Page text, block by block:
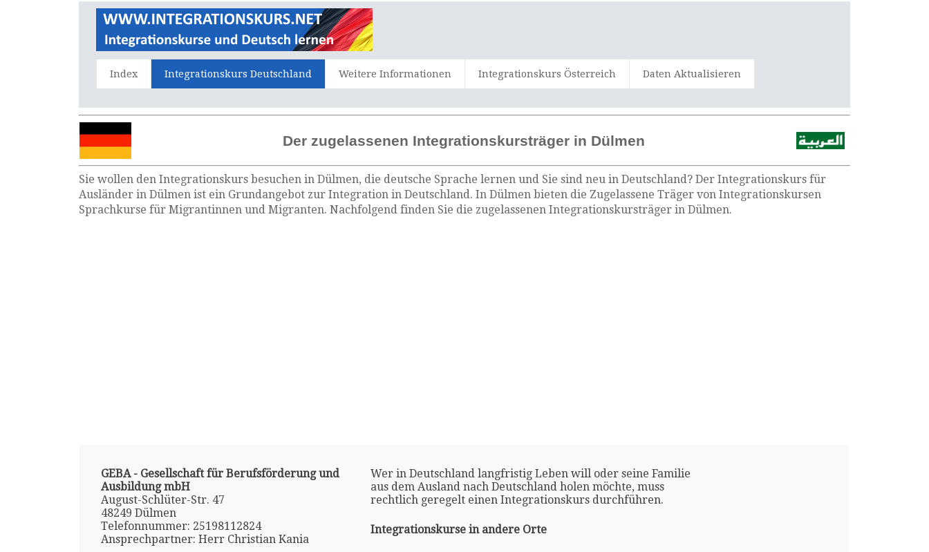
Index Integrationskurs Deutschland Weitere Informationen Integrationskurs Österreich Daten Aktualisieren
Der zugelassenen Integrationskursträger in Dülmen
Sie wollen den Integrationskurs besuchen in Dülmen, die deutsche Sprache lernen und Sie sind neu in Deutschland? Der Integrationskurs für
Ausländer in Dülmen ist ein Grundangebot zur Integration in Deutschland. In Dülmen bieten die Zugelassene Träger von Integrationskursen
Sprachkurse für Migrantinnen und Migranten. Nachfolgend finden Sie die zugelassenen Integrationskursträger in Dülmen.
GEBA - Gesellschaft für Berufsförderung und
Ausbildung mbH
August-Schlüter-Str. 47
48249 Dülmen
Telefonnummer: 25198112824
Ansprechpartner: Herr Christian Kania
Wer in Deutschland langfristig Leben will oder seine Familie
aus dem Ausland nach Deutschland holen möchte, muss
rechtlich geregelt einen Integrationskurs durchführen.
Integrationskurse in andere Orte